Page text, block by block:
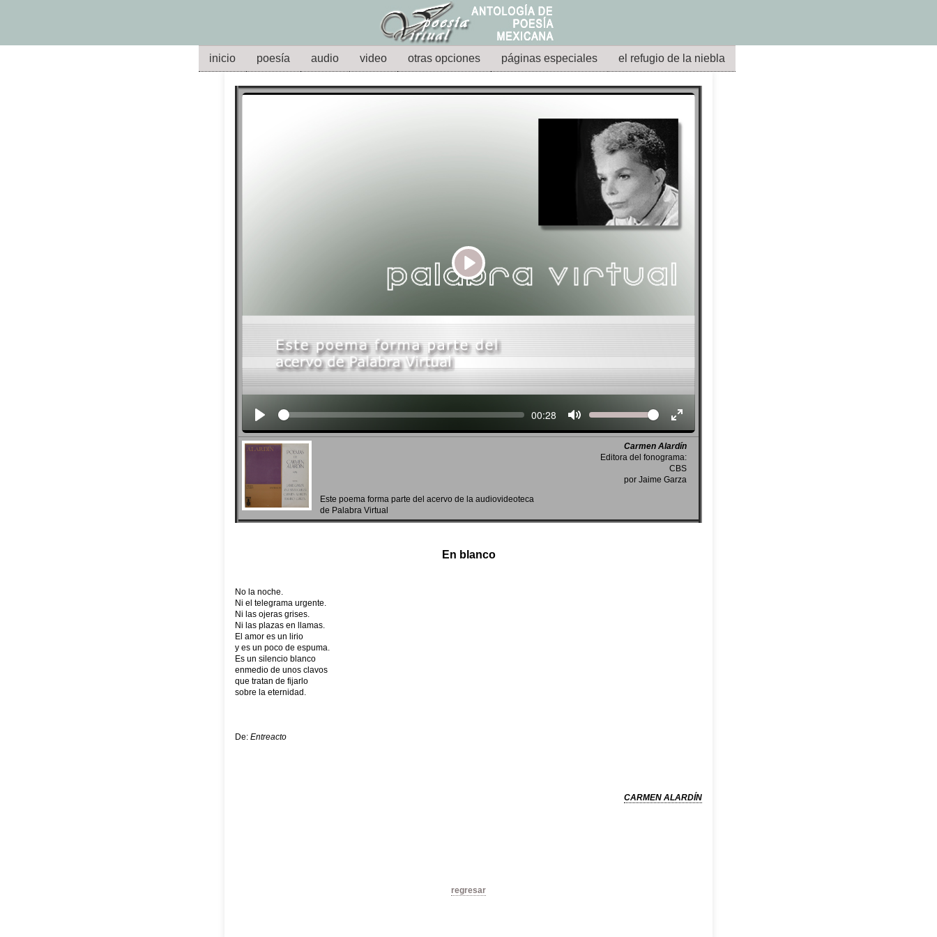
inicio poesía audio video otras opciones páginas especiales el refugio de la niebla
Play
Seek Current
00:28 Volume
Carmen Alardín
Editora del fonograma:
CBS
por Jaime Garza
Este poema forma parte del acervo de la audiovideoteca
de Palabra Virtual
En blanco
No la noche.
Ni el telegrama urgente.
Ni las ojeras grises.
Ni las plazas en llamas.
El amor es un lirio
y es un poco de espuma.
Es un silencio blanco
enmedio de unos clavos
que tratan de fijarlo
sobre la eternidad.
De: Entreacto
CARMEN ALARDÍN
regresar